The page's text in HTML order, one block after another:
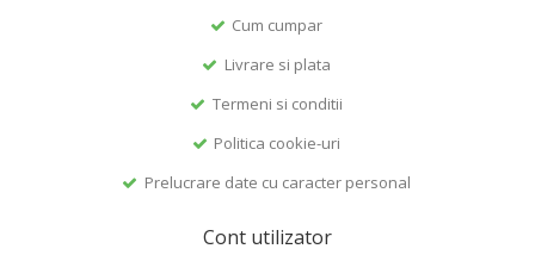
Cum cumpar
Livrare si plata
Termeni si conditii
Politica cookie-uri
Prelucrare date cu caracter personal
Cont utilizator